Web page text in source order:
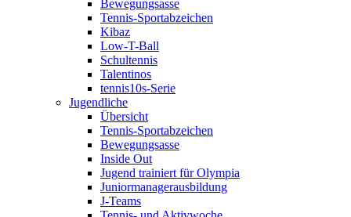
Bewegungsasse
Tennis-Sportabzeichen
Kibaz
Low-T-Ball
Schultennis
Talentinos
tennis10s-Serie
Jugendliche
Übersicht
Tennis-Sportabzeichen
Bewegungsasse
Inside Out
Jugend trainiert für Olympia
Juniormanagerausbildung
J-Teams